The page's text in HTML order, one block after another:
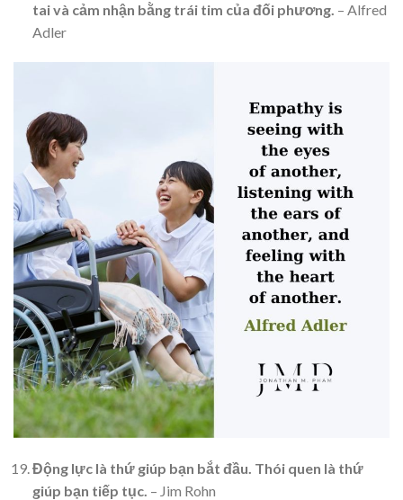
tai và cảm nhận bằng trái tim của đối phương. – Alfred
Adler
Động lực là thứ giúp bạn bắt đầu. Thói quen là thứ
giúp bạn tiếp tục. – Jim Rohn